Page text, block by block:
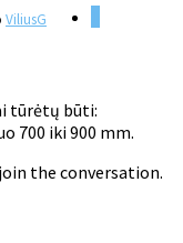
ViliusG
tūrėtų būti:
700 iki 900 mm.
the conversation.